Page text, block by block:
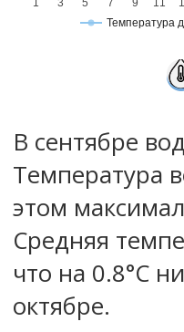
Температура
1 3 5 7 9 11
В сентябре
Температура
этом
Средняя
что на 0.8°C
октябре.